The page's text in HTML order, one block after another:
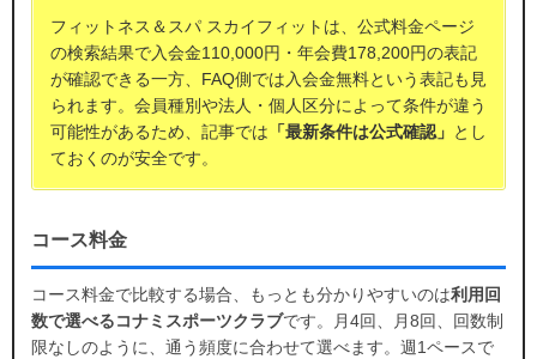
フィットネス＆スパ スカイフィットは、公式料金ページ
の検索結果で入会金110,000円・年会費178,200円の表記
が確認できる一方、FAQ側では入会金無料という表記も見
られます。会員種別や法人・個人区分によって条件が違う
可能性があるため、記事では 「最新条件は公式確認」 とし
ておくのが安全です。
コース料金
コース料金で比較する場合、もっとも分かりやすいのは利用回
数で選べるコナミスポーツクラブです。月4回、月8回、回数制
限なしのように、通う頻度に合わせて選べます。週1ペースで